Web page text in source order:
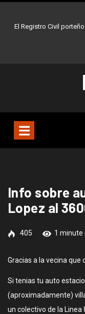
El Registro Civil
Info sobre
Lopez al
405 1 minute
Gracias a la vecina que
Si tenias tu auto
(aproximadamente)
un colectivo de la